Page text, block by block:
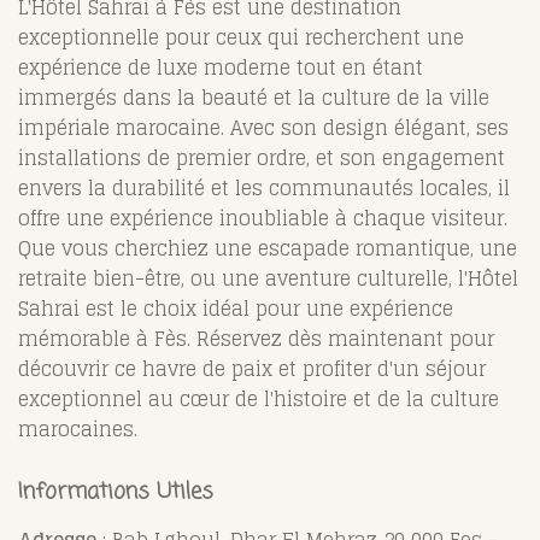
L'Hôtel Sahrai à Fès est une destination
exceptionnelle pour ceux qui recherchent une
expérience de luxe moderne tout en étant
immergés dans la beauté et la culture de la ville
impériale marocaine. Avec son design élégant, ses
installations de premier ordre, et son engagement
envers la durabilité et les communautés locales, il
offre une expérience inoubliable à chaque visiteur.
Que vous cherchiez une escapade romantique, une
retraite bien-être, ou une aventure culturelle, l'Hôtel
Sahrai est le choix idéal pour une expérience
mémorable à Fès. Réservez dès maintenant pour
découvrir ce havre de paix et profiter d'un séjour
exceptionnel au cœur de l'histoire et de la culture
marocaines.
Informations Utiles